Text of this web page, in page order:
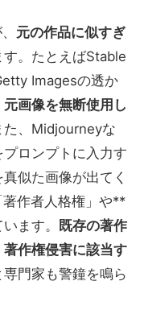
元の作品に似すぎ
。たとえばStable
Imagesの透か
元画像を無断使用し
た、Midjourneyな
ロンプトに入力す
似た画像が出てく
作者人格権」や**
ます。
既存の著作
作権侵害に該当す
専門家も警鐘を鳴ら